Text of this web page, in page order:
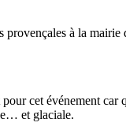
à la mairie
cet événement car
et glaciale.